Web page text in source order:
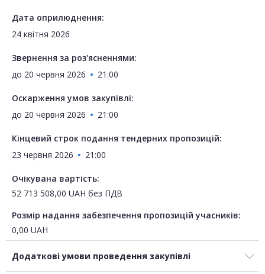
Дата оприлюднення:
24 квітня 2026
Звернення за роз'ясненнями:
до 20 червня 2026 21:00
Оскарження умов закупівлі:
до 20 червня 2026 21:00
Кінцевий строк подання тендерних пропозицій:
23 червня 2026
21:00
Очікувана вартість:
52 713 508,00 UAH без ПДВ
Розмір надання забезпечення пропозицій учасників:
0,00 UAH
Додаткові умови проведення закупівлі